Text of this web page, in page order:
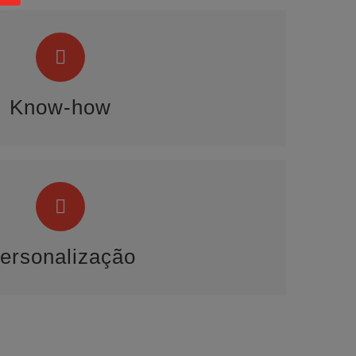
Know-how
Know-how
uma equipa de especialistas na área da formação
Personalização
concretos e personalizados para tomadas de
decisão mais eficazes